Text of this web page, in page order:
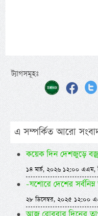
ট্যাগসমূহঃ
এ সম্পর্কিত আরো
কয়েক দিন দেশজুড়ে
১৪ মার্চ, ২০২৬ ১২:০০ এএম,
-যশোরে দেশের সর্বনিম্ন
২৮ ডিসেম্বর, ২০২৫ ১২:০০